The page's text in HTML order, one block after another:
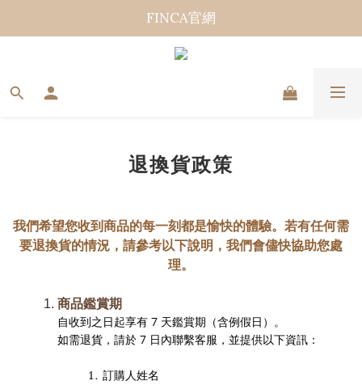
FINCA官網
退換貨政策
我們希望您收到商品的每一刻都是愉快的體驗。若有任何需
要退換貨的情況，請參考以下說明，我們會儘快協助您處
理。
商品鑑賞期
自收到之日起享有 7 天鑑賞期（含例假日）。
如需退貨，請於 7 日內聯繫客服，並提供以下資訊：
訂購人姓名